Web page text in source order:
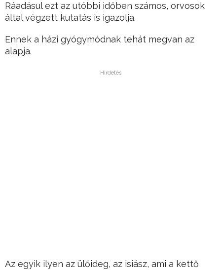
Ráadásul ezt az utóbbi időben számos, orvosok
által végzett kutatás is igazolja.
Ennek a házi gyógymódnak tehát megvan az
alapja.
Hirdetés
Az egyik ilyen az ülőideg, az isiász, ami a kettő